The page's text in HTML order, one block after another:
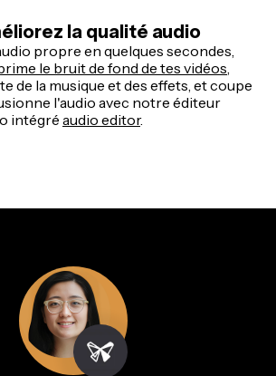
la qualité audio
propre en quelques secondes,
le bruit de fond de tes vidéos
de la musique et des effets, et coupe
l'audio avec notre éditeur
intégré audio editor.